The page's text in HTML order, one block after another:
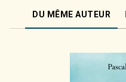
DU MÊME AUTEUR